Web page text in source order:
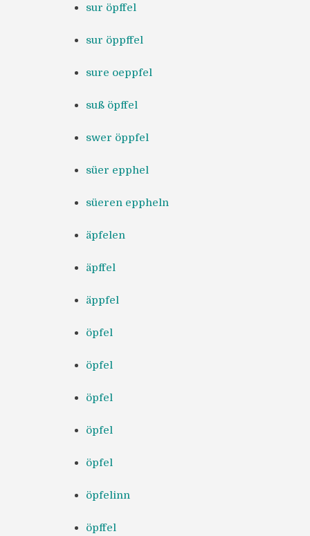
sur öpffel
sur öppffel
sure oeppfel
suß öpffel
swer öppfel
süer epphel
süeren eppheln
äpfelen
äpffel
äppfel
öpfel
öpfel
öpfel
öpfel
öpfel
öpfelinn
öpffel